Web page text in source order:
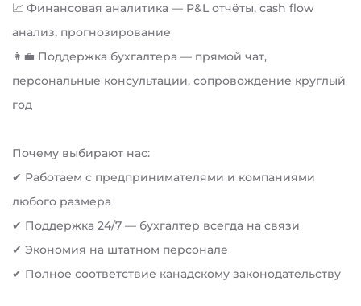
📈 Финансовая аналитика — P&L отчёты, cash flow
анализ, прогнозирование
👩‍💼 Поддержка бухгалтера — прямой чат,
персональные консультации, сопровождение круглый
год
Почему выбирают нас:
✔ Работаем с предпринимателями и компаниями
любого размера
✔ Поддержка 24/7 — бухгалтер всегда на связи
✔ Экономия на штатном персонале
✔ Полное соответствие канадскому законодательству